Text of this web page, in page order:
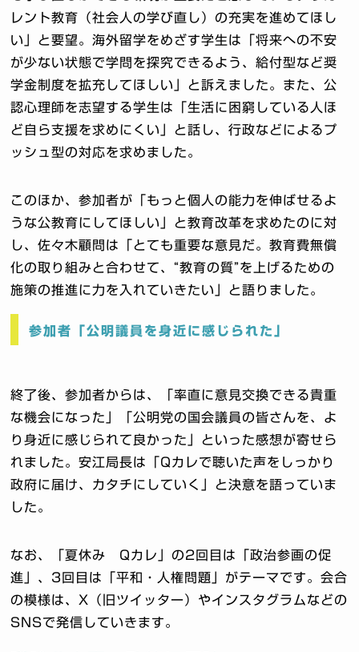
レント教育（社会人の学び直し）の充実を進めてほし
い」と要望。海外留学をめざす学生は「将来への不安
が少ない状態で学問を探究できるよう、給付型など奨
学金制度を拡充してほしい」と訴えました。また、公
認心理師を志望する学生は「生活に困窮している人ほ
ど自ら支援を求めにくい」と話し、行政などによるプ
ッシュ型の対応を求めました。
このほか、参加者が「もっと個人の能力を伸ばせるよ
うな公教育にしてほしい」と教育改革を求めたのに対
し、佐々木顧問は「とても重要な意見だ。教育費無償
化の取り組みと合わせて、“教育の質”を上げるための
施策の推進に力を入れていきたい」と語りました。
参加者「公明議員を身近に感じられた」
終了後、参加者からは、「率直に意見交換できる貴重
な機会になった」「公明党の国会議員の皆さんを、よ
り身近に感じられて良かった」といった感想が寄せら
れました。安江局長は「Qカレで聴いた声をしっかり
政府に届け、カタチにしていく」と決意を語っていま
した。
なお、「夏休み Qカレ」の2回目は「政治参画の促
進」、3回目は「平和・人権問題」がテーマです。会合
の模様は、X（旧ツイッター）やインスタグラムなどの
SNSで発信していきます。